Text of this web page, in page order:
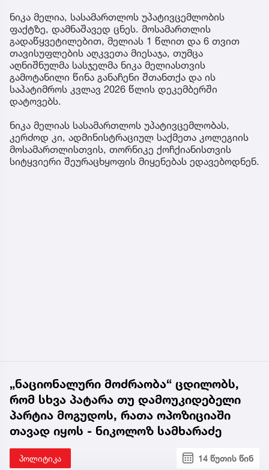
ნიკა მელია, სასამართლოს უპატივცემლობის
ფაქტზე, დამნაშავედ ცნეს. მოსამართლის
გადაწყვეტილებით, მელიას 1 წლით და 6 თვით
თავისუფლების აღკვეთა მიესაჯა, თუმცა
აღნიშნულმა სასჯელმა ნიკა მელიასთვის
გამოტანილი წინა განაჩენი შთანთქა და ის
საპატიმროს კვლავ 2026 წლის დეკემბერში
დატოვებს.
ნიკა მელიას სასამართლოს უპატივცემლობას,
კერძოდ კი, ადმინისტრაციულ საქმეთა კოლეგიის
მოსამართლისთვის, თორნიკე ქოჩქიანისთვის
სიტყვიერი შეურაცხყოფის მიყენებას ედავებოდნენ.
„ნაციონალური მოძრაობა“ ცდილობს,
რომ სხვა პატარა თუ დამოუკიდებელი
პარტია მოგუდოს, რათა ოპოზიციაში
თავად იყოს - ნიკოლოზ სამხარაძე
პოლიტიკა 14 წუთის წინ